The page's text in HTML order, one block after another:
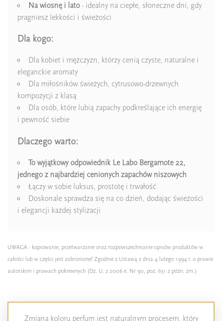
Na wiosnę i lato - idealny na ciepłe, słoneczne dni, gdy
pragniesz lekkości i świeżości
Dla kogo:
Dla kobiet i mężczyzn, którzy cenią czyste, naturalne i
eleganckie aromaty
Dla miłośników świeżych, cytrusowo-drzewnych
kompozycji z klasą
Dla osób, które lubią zapachy podkreślające ich energię
i pewność siebie
Dlaczego warto:
To wyjątkowy odpowiednik Le Labo Bergamote 22,
jednego z najbardziej cenionych zapachów niszowych
Łączy w sobie luksus, prostotę i trwałość
Doskonale sprawdza się na co dzień, dodając świeżości
i elegancji każdej stylizacji
UWAGA - kopiowanie, przetwarzanie oraz rozpowszechnianie opisów produktów w
całości lub w części jest zabronione! Zgodnie z Ustawą z dnia 4 lutego 1994 r. o prawie
autorskim i prawach pokrewnych (Dz. U. z 2006 e. Nr 90, poz. 631 z późn. zm.)
Zmiana koloru perfum jest naturalnym procesem, który